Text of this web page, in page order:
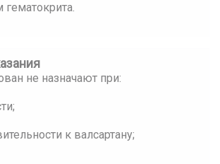
не назначают при:
к валсартану;